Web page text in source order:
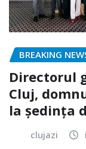
BREAKING
Directorul
Cluj,
la ședința
clujazi